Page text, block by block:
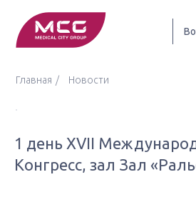
Главная Новости
1 день XVII
Конгресс, зал Зал